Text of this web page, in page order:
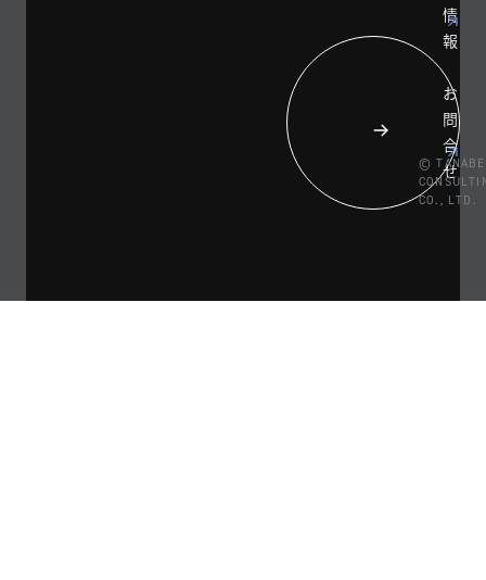
情
報
お
問
合
せ
© TANABE
CO., LTD.